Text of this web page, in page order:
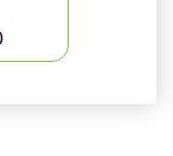
)